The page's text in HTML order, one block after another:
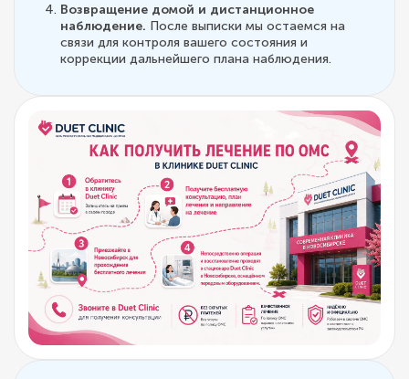
Возвращение домой и дистанционное
наблюдение. После выписки мы остаемся на
связи для контроля вашего состояния и
коррекции дальнейшего плана наблюдения.